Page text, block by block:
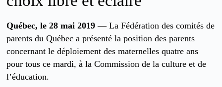
Québec, le 28 mai 2019— La Fédération des comités de
parents du Québec a présenté la position des parents
concernant le déploiement des maternelles quatre ans
pour tous ce mardi, à la Commission de la culture et de
l’éducation.